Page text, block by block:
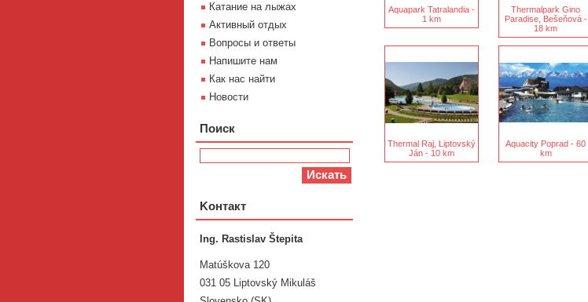
Aquapark Tatralandia -
1 km
Thermalpark Gino
Paradise, Bešeňová -
18 km
Thermal Raj, Liptovský
Ján - 10 km
Aquacity Poprad - 60
km
Катание на лыжах
Активный отдых
Вопросы и ответы
Напишите нам
Как нас найти
Новости
Поиск
Koнтакт
Ing. Rastislav Štepita
Matúškova 120
031 05 Liptovský Mikuláš